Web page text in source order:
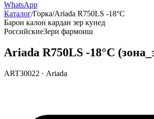
WhatsApp
Каталог/Горка/Ariada R750LS -18°С
Барои калон кардан зер кунед
РоссийскиеЗери фармоиш
Ariada R750LS -18°С
ART30022 · Ariada